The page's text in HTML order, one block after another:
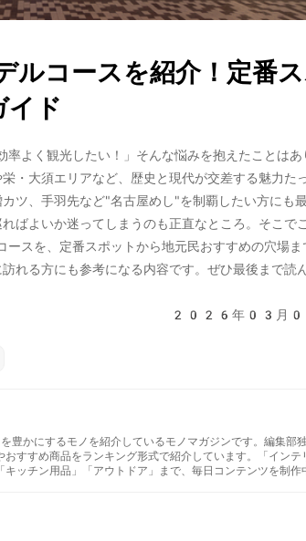
コースを紹介！定番ス
イド
よく観光したい！」そんな悩みを抱えたことはあ
・大須エリアなど、歴史と現代が交差する魅力た
ツ、手羽先など"名古屋めし"を制覇したい方にも
ばよいか迷ってしまうのも正直なところ。そこで
ースを、定番スポットから地元民おすすめの穴場ま
れる方にも参考になる内容です。ぜひ最後まで読
2026年03月02
豊かにするモノを紹介しているモノマガジンです。編集部
すすめ商品をランキング形式で紹介しています。「インテ
ッチン用品」「アウトドア」まで、毎日コンテンツを制作